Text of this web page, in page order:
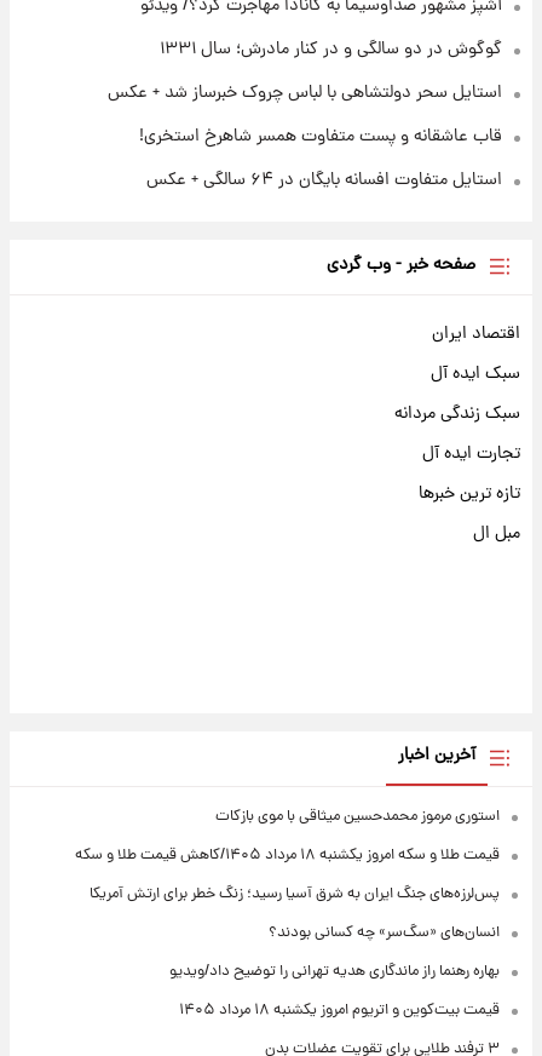
آشپز مشهور صداوسیما به کانادا مهاجرت کرد؟/ ویدئو
گوگوش در دو سالگی و در کنار مادرش؛ سال ۱۳۳۱
استایل سحر دولتشاهی با لباس چروک خبرساز شد + عکس
قاب عاشقانه و پست متفاوت همسر شاهرخ استخری!
استایل متفاوت افسانه بایگان در ۶۴ سالگی + عکس
صفحه خبر - وب گردی
اقتصاد ایران
سبک ایده آل
سبک زندگی مردانه
تجارت ایده آل
تازه ترین خبرها
مبل ال
آخرین اخبار
استوری مرموز محمدحسین میثاقی با موی بازکات
قیمت طلا و سکه امروز یکشنبه ۱۸ مرداد ۱۴۰۵/کاهش قیمت طلا و سکه
پس‌لرزه‌های جنگ ایران به شرق آسیا رسید؛ زنگ خطر برای ارتش آمریکا
انسان‌های «سگ‌سر» چه کسانی بودند؟
بهاره رهنما راز ماندگاری هدیه تهرانی را توضیح داد/ویدیو
قیمت بیت‌کوین و اتریوم امروز یکشنبه ۱۸ مرداد ۱۴۰۵
۳ ترفند طلایی برای تقویت عضلات بدن